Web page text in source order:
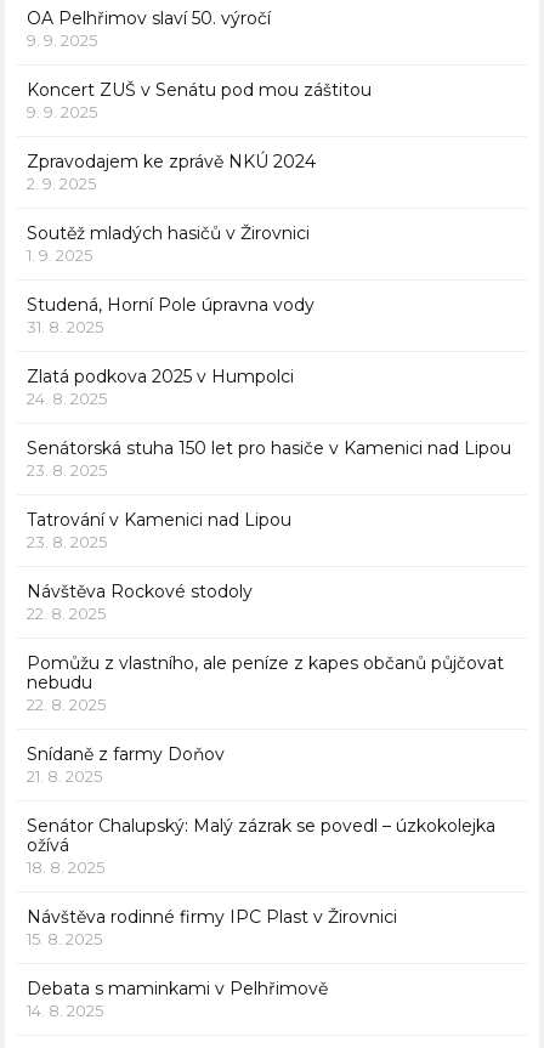
OA Pelhřimov slaví 50. výročí
9. 9. 2025
Koncert ZUŠ v Senátu pod mou záštitou
9. 9. 2025
Zpravodajem ke zprávě NKÚ 2024
2. 9. 2025
Soutěž mladých hasičů v Žirovnici
1. 9. 2025
Studená, Horní Pole úpravna vody
31. 8. 2025
Zlatá podkova 2025 v Humpolci
24. 8. 2025
Senátorská stuha 150 let pro hasiče v Kamenici nad Lipou
23. 8. 2025
Tatrování v Kamenici nad Lipou
23. 8. 2025
Návštěva Rockové stodoly
22. 8. 2025
Pomůžu z vlastního, ale peníze z kapes občanů půjčovat
nebudu
22. 8. 2025
Snídaně z farmy Doňov
21. 8. 2025
Senátor Chalupský: Malý zázrak se povedl – úzkokolejka
ožívá
18. 8. 2025
Návštěva rodinné firmy IPC Plast v Žirovnici
15. 8. 2025
Debata s maminkami v Pelhřimově
14. 8. 2025